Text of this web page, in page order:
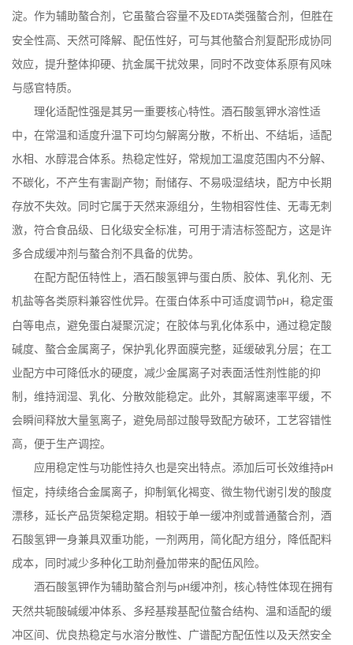
淀。作为辅助螯合剂，它虽螯合容量不及EDTA类强螯合剂，但胜在
安全性高、天然可降解、配伍性好，可与其他螯合剂复配形成协同
效应，提升整体抑硬、抗金属干扰效果，同时不改变体系原有风味
与感官特质。
理化适配性强是其另一重要核心特性。酒石酸氢钾水溶性适
中，在常温和适度升温下可均匀解离分散，不析出、不结垢，适配
水相、水醇混合体系。热稳定性好，常规加工温度范围内不分解、
不碳化，不产生有害副产物；耐储存、不易吸湿结块，配方中长期
存放不失效。同时它属于天然来源组分，生物相容性佳、无毒无刺
激，符合食品级、日化级安全标准，可用于清洁标签配方，这是许
多合成缓冲剂与螯合剂不具备的优势。
在配方配伍特性上，酒石酸氢钾与蛋白质、胶体、乳化剂、无
机盐等各类原料兼容性优异。在蛋白体系中可适度调节pH ，稳定蛋
白等电点，避免蛋白凝聚沉淀；在胶体与乳化体系中，通过稳定酸
碱度、螯合金属离子，保护乳化界面膜完整，延缓破乳分层；在工
业配方中可降低水的硬度，减少金属离子对表面活性剂性能的抑
制，维持润湿、乳化、分散效能稳定。此外，其解离速率平缓，不
会瞬间释放大量氢离子，避免局部过酸导致配方破环，工艺容错性
高，便于生产调控。
应用稳定性与功能性持久也是突出特点。添加后可长效维持pH
恒定，持续络合金属离子，抑制氧化褐变、微生物代谢引发的酸度
漂移，延长产品货架稳定期。相较于单一缓冲剂或普通螯合剂，酒
石酸氢钾一身兼具双重功能，一剂两用，简化配方组分，降低配料
成本，同时减少多种化工助剂叠加带来的配伍风险。
酒石酸氢钾作为辅助螯合剂与pH缓冲剂，核心特性体现在拥有
天然共轭酸碱缓冲体系、多羟基羧基配位螯合结构、温和适配的缓
冲区间、优良热稳定与水溶分散性、广谱配方配伍性以及天然安全